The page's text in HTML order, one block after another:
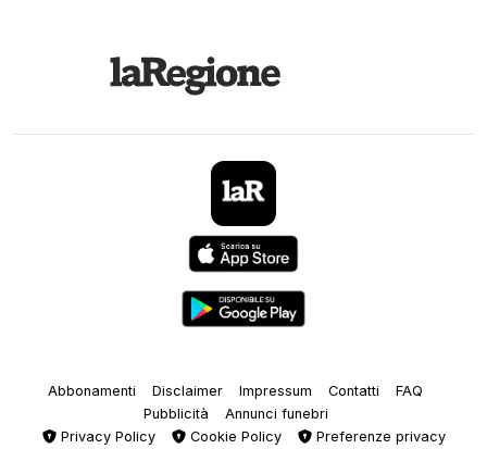
Abbonamenti Disclaimer Impressum Contatti
FAQ
Pubblicità
Annunci funebri
Privacy Policy
Cookie Policy Preferenze privacy